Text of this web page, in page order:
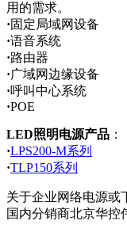
用的需求。
·固定局域网设备
·语音系统
·路由器
·广域网边缘设备
·呼叫中心系统
·POE
LED照明电源产品 ：
·LPS200-M系列
·TLP150系列
关于企业网络电源或
国内分销商北京华控